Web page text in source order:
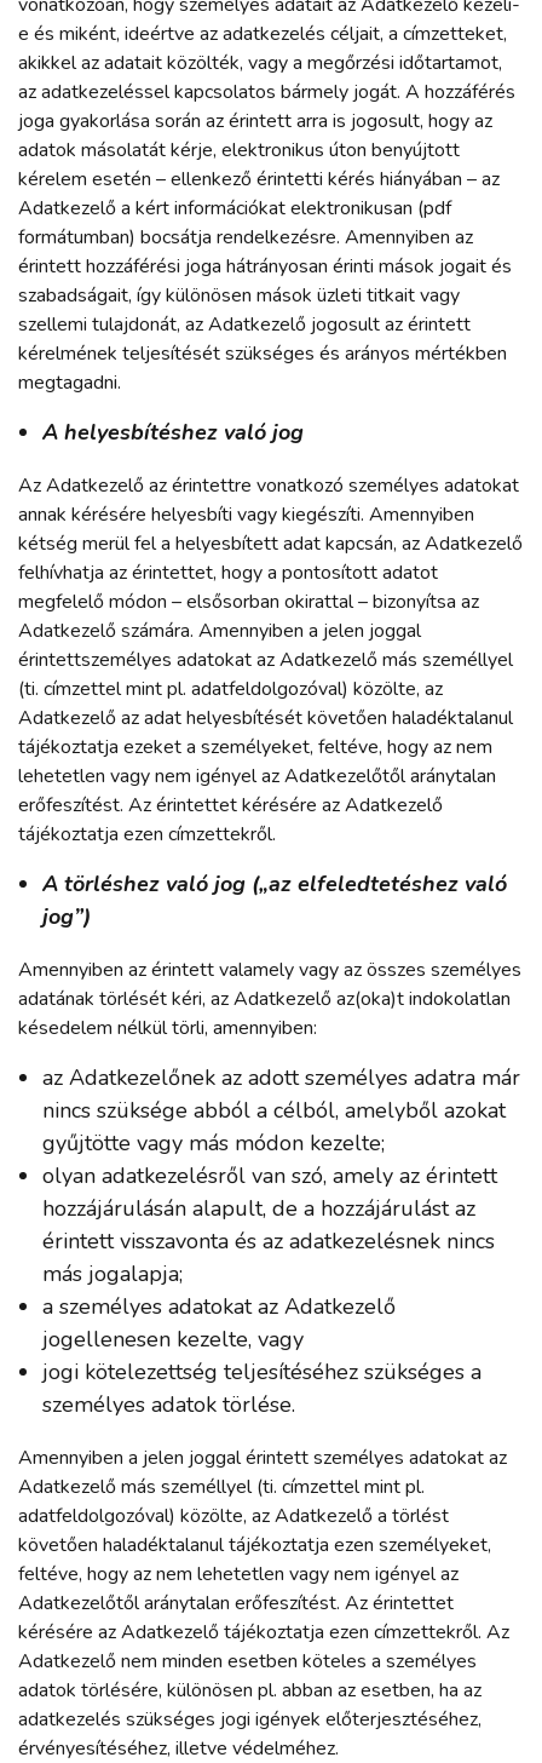
e és miként, ideértve az adatkezelés céljait, a címzetteket,
akikkel az adatait közölték, vagy a megőrzési időtartamot,
az adatkezeléssel kapcsolatos bármely jogát. A hozzáférés
joga gyakorlása során az érintett arra is jogosult, hogy az
adatok másolatát kérje, elektronikus úton benyújtott
kérelem esetén – ellenkező érintetti kérés hiányában – az
Adatkezelő a kért információkat elektronikusan (pdf
formátumban) bocsátja rendelkezésre. Amennyiben az
érintett hozzáférési joga hátrányosan érinti mások jogait és
szabadságait, így különösen mások üzleti titkait vagy
szellemi tulajdonát, az Adatkezelő jogosult az érintett
kérelmének teljesítését szükséges és arányos mértékben
megtagadni.
A helyesbítéshez való jog
Az Adatkezelő az érintettre vonatkozó személyes adatokat
annak kérésére helyesbíti vagy kiegészíti. Amennyiben
kétség merül fel a helyesbített adat kapcsán, az Adatkezelő
felhívhatja az érintettet, hogy a pontosított adatot
megfelelő módon – elsősorban okirattal – bizonyítsa az
Adatkezelő számára. Amennyiben a jelen joggal
érintettszemélyes adatokat az Adatkezelő más személlyel
(ti. címzettel mint pl. adatfeldolgozóval) közölte, az
Adatkezelő az adat helyesbítését követően haladéktalanul
tájékoztatja ezeket a személyeket, feltéve, hogy az nem
lehetetlen vagy nem igényel az Adatkezelőtől aránytalan
erőfeszítést. Az érintettet kérésére az Adatkezelő
tájékoztatja ezen címzettekről.
A törléshez való jog („az elfeledtetéshez való
jog”)
Amennyiben az érintett valamely vagy az összes személyes
adatának törlését kéri, az Adatkezelő az(oka)t indokolatlan
késedelem nélkül törli, amennyiben:
az Adatkezelőnek az adott személyes adatra már
nincs szüksége abból a célból, amelyből azokat
gyűjtötte vagy más módon kezelte;
olyan adatkezelésről van szó, amely az érintett
hozzájárulásán alapult, de a hozzájárulást az
érintett visszavonta és az adatkezelésnek nincs
más jogalapja;
a személyes adatokat az Adatkezelő
jogellenesen kezelte, vagy
jogi kötelezettség teljesítéséhez szükséges a
személyes adatok törlése.
Amennyiben a jelen joggal érintett személyes adatokat az
Adatkezelő más személlyel (ti. címzettel mint pl.
adatfeldolgozóval) közölte, az Adatkezelő a törlést
követően haladéktalanul tájékoztatja ezen személyeket,
feltéve, hogy az nem lehetetlen vagy nem igényel az
Adatkezelőtől aránytalan erőfeszítést. Az érintettet
kérésére az Adatkezelő tájékoztatja ezen címzettekről. Az
Adatkezelő nem minden esetben köteles a személyes
adatok törlésére, különösen pl. abban az esetben, ha az
adatkezelés szükséges jogi igények előterjesztéséhez,
érvényesítéséhez, illetve védelméhez.